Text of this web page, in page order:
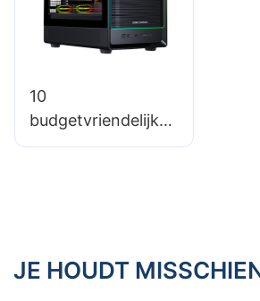
10
budgetvriendelijke
gaming-pc-
JE HOUDT